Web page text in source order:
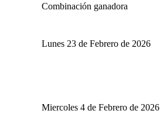
Combinación ganadora
Lunes 23 de Febrero de 2026
Miercoles 4 de Febrero de 2026